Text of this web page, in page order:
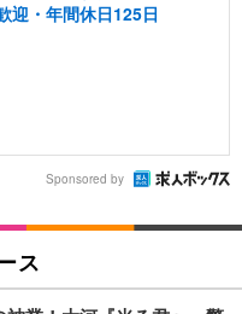
迎・年間休日125日
Sponsored by
ス